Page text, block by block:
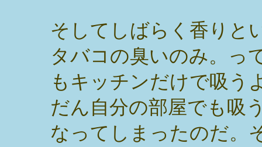
そしてしばらく香りと
タバコの臭いのみ。っ
もキッチンだけで吸う
だん自分の部屋でも吸
なってしまったのだ。